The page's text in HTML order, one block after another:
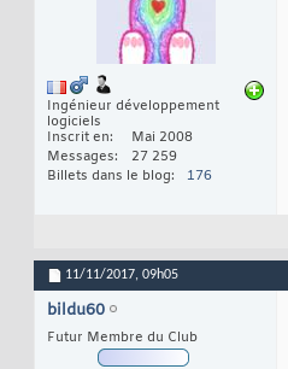
Ingénieur développement
logiciels
Inscrit en
Mai 2008
Messages
27 259
Billets dans le blog
176
11/11/2017, 09h05
bildu60
Futur Membre du Club